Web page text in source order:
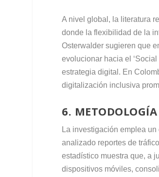
A nivel global, la literatura
donde la flexibilidad de la
Osterwalder sugieren que
evolucionar hacia el
estrategia digital. En
digitalización inclusiva
6.
La investigación emplea
analizado reportes de
estadístico muestra que, a
dispositivos móviles,